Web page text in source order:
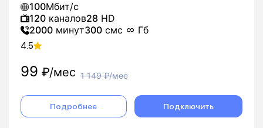
100Мбит/с
120 каналов28 HD
2000 минут300 смс Гб
4.5
99 ₽/мес 1 149₽/мес
Подробнее Подключить